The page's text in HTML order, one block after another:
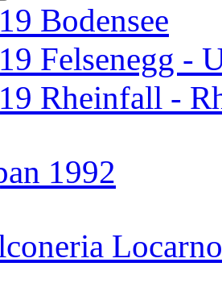
Bodensee
Felsenegg -
Rheinfall -
1992
Locarno